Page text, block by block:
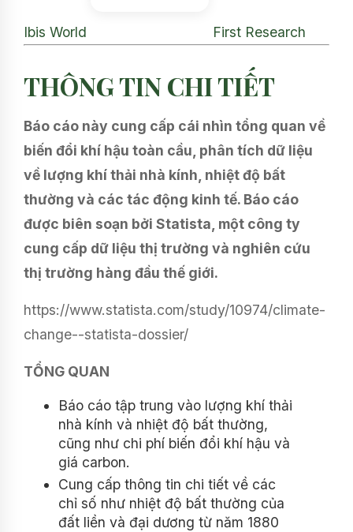
Ibis World First Research
THÔNG TIN CHI TIẾT
Báo cáo này cung cấp cái nhìn tổng quan về
biến đổi khí hậu toàn cầu, phân tích dữ liệu
về lượng khí thải nhà kính, nhiệt độ bất
thường và các tác động kinh tế. Báo cáo
được biên soạn bởi Statista, một công ty
cung cấp dữ liệu thị trường và nghiên cứu
thị trường hàng đầu thế giới.
https://www.statista.com/study/10974/climate-
change--statista-dossier/
TỔNG QUAN
Báo cáo tập trung vào lượng khí thải
nhà kính và nhiệt độ bất thường,
cũng như chi phí biến đổi khí hậu và
giá carbon.
Cung cấp thông tin chi tiết về các
chỉ số như nhiệt độ bất thường của
đất liền và đại dương từ năm 1880